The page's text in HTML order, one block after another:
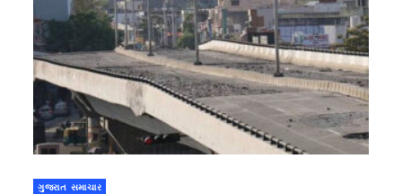
ગુજરાત સમાચાર